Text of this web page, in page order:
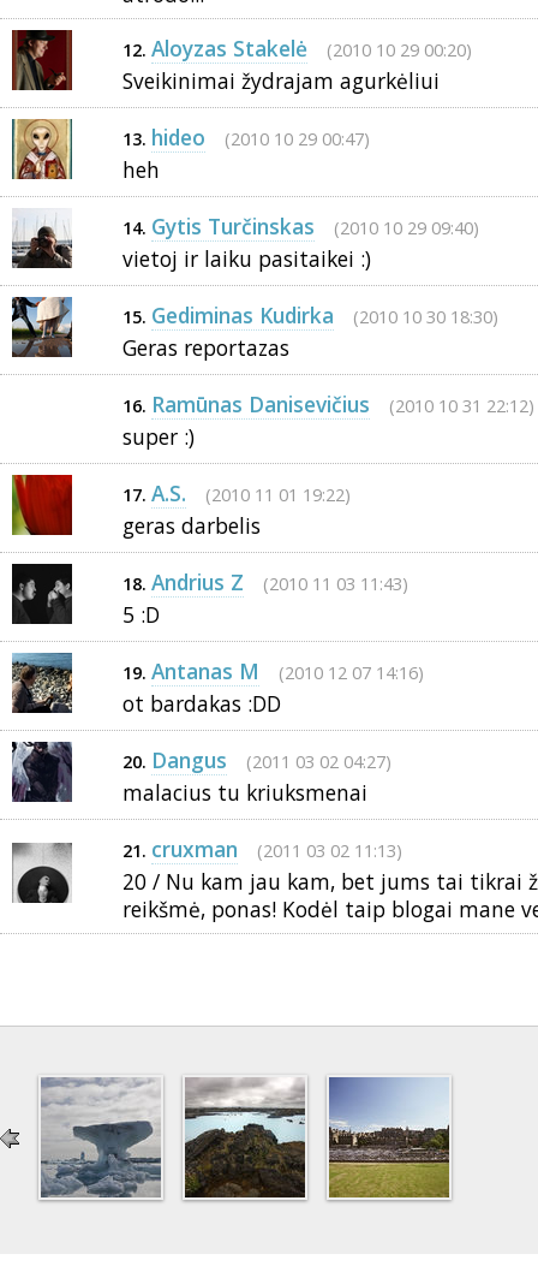
12. Aloyzas Stakelė (2010 10 29 00:20)
Sveikinimai žydrajam agurkėliui
13. hideo (2010 10 29 00:47)
heh
14. Gytis Turčinskas (2010 10 29 09:40)
vietoj ir laiku pasitaikei :)
15. Gediminas Kudirka (2010 10 30 18:30)
Geras reportazas
16. Ramūnas Danisevičius (2010 10 31 22:12)
super :)
17. A.S. (2010 11 01 19:22)
geras darbelis
18. Andrius Z (2010 11 03 11:43)
5 :D
19. Antanas M (2010 12 07 14:16)
ot bardakas :DD
20. Dangus (2011 03 02 04:27)
malacius tu kriuksmenai
21. cruxman (2011 03 02 11:13)
20 / Nu kam jau kam, bet jums tai tikrai
reikšmė, ponas! Kodėl taip blogai mane